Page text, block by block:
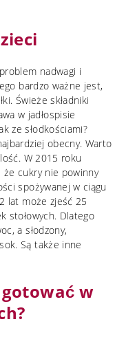
nadwagi i
bardzo ważne jest,
Świeże składniki
w jadłospisie
ze słodkościami?
obecny. Warto
W 2015 roku
że cukry nie powinny
spożywanej w ciągu
lat może zjeść 25
stołowych. Dlatego
a słodzony,
Są także inne
gotować w